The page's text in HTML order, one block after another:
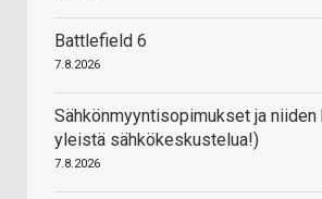
Battlefield 6
7.8.2026
Sähkönmyyntisopimukset ja niiden
yleistä sähkökeskustelua!)
7.8.2026